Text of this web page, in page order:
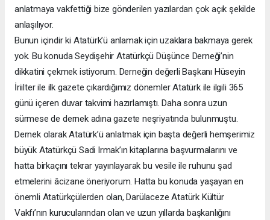
anlatmaya vakfettiği bize gönderilen yazılardan çok açık şekilde
anlaşılıyor.
Bunun içindir ki Atatürk’ü anlamak için uzaklara bakmaya gerek
yok. Bu konuda Seydişehir Atatürkçü Düşünce Derneği’nin
dikkatini çekmek istiyorum. Derneğin değerli Başkanı Hüseyin
İriilter ile ilk gazete çıkardığımız dönemler Atatürk ile ilgili 365
günü içeren duvar takvimi hazırlamıştı. Daha sonra uzun
sürmese de dernek adına gazete neşriyatında bulunmuştu.
Dernek olarak Atatürk’ü anlatmak için başta değerli hemşerimiz
büyük Atatürkçü Sadi Irmak’ın kitaplarına başvurmalarını ve
hatta birkaçını tekrar yayınlayarak bu vesile ile ruhunu şad
etmelerini âcizane öneriyorum. Hatta bu konuda yaşayan en
önemli Atatürkçülerden olan, Darülaceze Atatürk Kültür
Vakfı’nın kurucularından olan ve uzun yıllarda başkanlığını